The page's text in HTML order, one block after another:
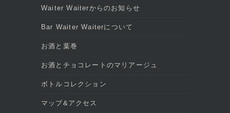
Waiter Waiterからのお知らせ
Bar Waiter Waiterについて
お酒と葉巻
お酒とチョコレートのマリアージュ
ボトルコレクション
マップ&アクセス